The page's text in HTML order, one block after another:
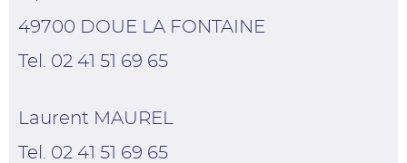
49700 DOUE LA FONTAINE
Tel. 02 41 51 69 65
Laurent MAUREL
Tel. 02 41 51 69 65